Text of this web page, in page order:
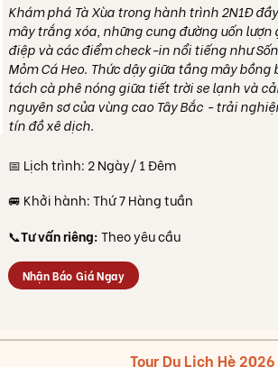
Khám phá Tà Xùa trong hành trình 2N1Đ
mây trắng xóa, những cung đường uốn
điệp và các điểm check-in nổi tiếng như
Mỏm Cá Heo. Thức dậy giữa tầng mây
tách cà phê nóng giữa tiết trời se lạnh và
nguyên sơ của vùng cao Tây Bắc - trải
tín đồ xê dịch.
📅 Lịch trình: 2 Ngày/ 1 Đêm
🚐 Khởi hành: Thứ 7 Hàng tuần
📞Tư vấn riêng:Theo yêu cầu
Nhận Báo Giá Ngay
Tour Du Lịch Hè 2026